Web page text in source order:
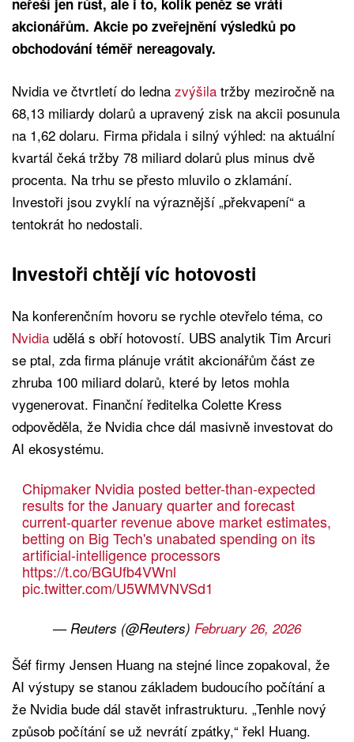
neřeší jen růst, ale i to, kolik peněz se vrátí
akcionářům. Akcie po zveřejnění výsledků po
obchodování téměř nereagovaly.
Nvidia ve čtvrtletí do ledna zvýšila tržby meziročně na
68,13 miliardy dolarů a upravený zisk na akcii posunula
na 1,62 dolaru. Firma přidala i silný výhled: na aktuální
kvartál čeká tržby 78 miliard dolarů plus minus dvě
procenta. Na trhu se přesto mluvilo o zklamání.
Investoři jsou zvyklí na výraznější „překvapení“ a
tentokrát ho nedostali.
Investoři chtějí víc hotovosti
Na konferenčním hovoru se rychle otevřelo téma, co
Nvidia udělá s obří hotovostí. UBS analytik Tim Arcuri
se ptal, zda firma plánuje vrátit akcionářům část ze
zhruba 100 miliard dolarů, které by letos mohla
vygenerovat. Finanční ředitelka Colette Kress
odpověděla, že Nvidia chce dál masivně investovat do
AI ekosystému.
Chipmaker Nvidia posted better-than-expected
results for the January quarter and forecast
current-quarter revenue above market estimates,
betting on Big Tech's unabated spending on its
artificial-intelligence processors
https://t.co/BGUfb4VWnl
pic.twitter.com/U5WMVNVSd1
— Reuters (@Reuters) February 26, 2026
Šéf firmy Jensen Huang na stejné lince zopakoval, že
AI výstupy se stanou základem budoucího počítání a
že Nvidia bude dál stavět infrastrukturu. „Tenhle nový
způsob počítání se už nevrátí zpátky,“ řekl Huang.